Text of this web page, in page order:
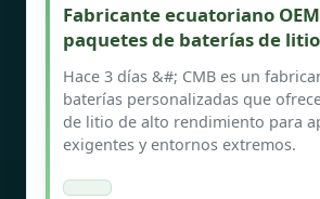
Fabricante ecuatoriano
paquetes de baterías de litio
Hace 3 días &#; CMB es un
baterías personalizadas que
de litio de alto rendimiento para
exigentes y entornos extremos.